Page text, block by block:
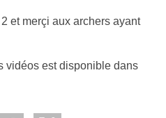
et merçi aux archers ayant
vidéos est disponible dans